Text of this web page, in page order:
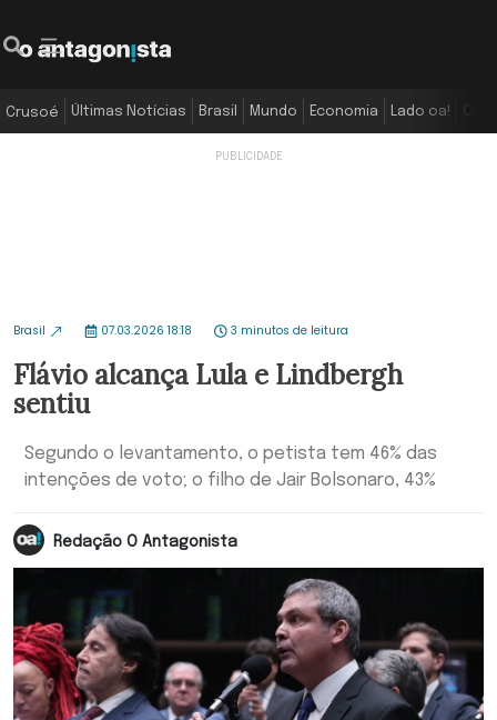
Crusoé Últimas Notícias Brasil Mundo Economia Lado oa!
Brasil 07.03.2026 18:18 3 minutos de leitura
Flávio alcança Lula e Lindbergh
sentiu
Segundo o levantamento, o petista tem 46% das
intenções de voto; o filho de Jair Bolsonaro, 43%
Redação O Antagonista